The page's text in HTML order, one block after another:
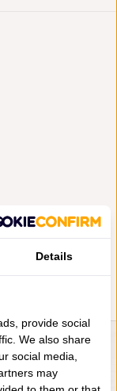
Details
provide social
We also share
social media,
may